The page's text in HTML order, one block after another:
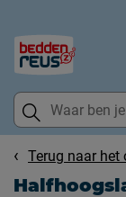
Terug naar het